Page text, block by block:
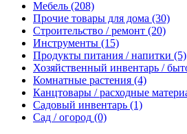
Мебель (208)
Прочие товары для дома (30)
Строительство / ремонт (20)
Инструменты (15)
Продукты питания / напитки (5)
Хозяйственный инвентарь /
Комнатные растения (4)
Канцтовары / расходные
Садовый инвентарь (1)
Сад / огород (0)